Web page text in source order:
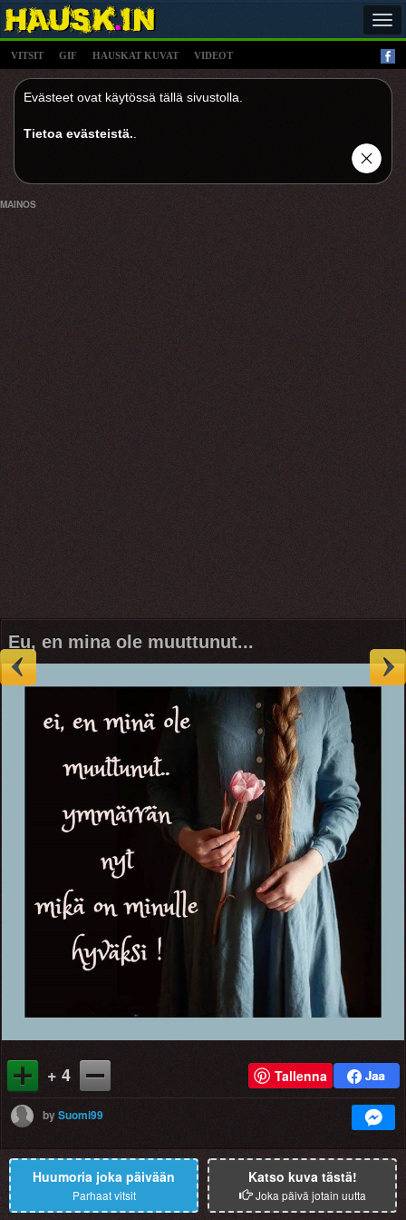
VITSIT GIF HAUSKAT KUVAT VIDEOT
Evästeet ovat käytössä tällä sivustolla.
Tietoa evästeistä.
MAINOS
Eu, en mina ole muuttunut...
+ 4 Tallenna
bySuomi99
Huumoria joka päivään
Parhaat vitsit
Katso kuva tästä!
Joka päivä jotain uutta